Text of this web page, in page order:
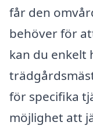
får den
behöver för
kan du enkelt
för specifika
möjlighet att